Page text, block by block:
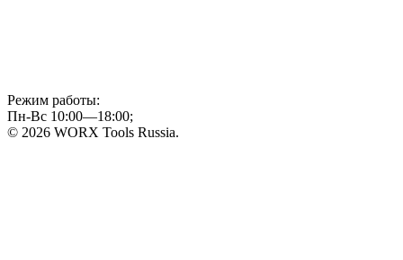
Режим работы:
Пн-Вс 10:00—18:00;
© 2026 WORX Tools Russia.